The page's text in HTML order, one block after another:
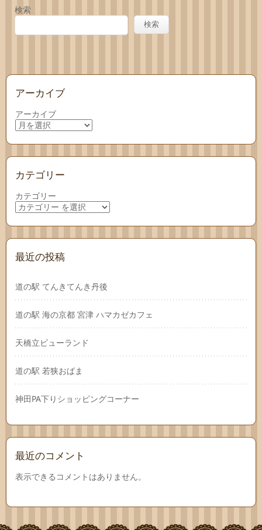
検索
検索
アーカイブ
アーカイブ
カテゴリー
カテゴリー
最近の投稿
道の駅 てんきてんき丹後
道の駅 海の京都 宮津 ハマカゼカフェ
天橋立ビューランド
道の駅 若狭おばま
神田PA下りショッピングコーナー
最近のコメント
表示できるコメントはありません。